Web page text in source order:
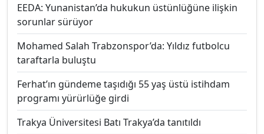
EEDA: Yunanistan’da hukukun üstünlüğüne ilişkin
sorunlar sürüyor
Mohamed Salah Trabzonspor’da: Yıldız futbolcu
taraftarla buluştu
Ferhat’ın gündeme taşıdığı 55 yaş üstü istihdam
programı yürürlüğe girdi
Trakya Üniversitesi Batı Trakya’da tanıtıldı